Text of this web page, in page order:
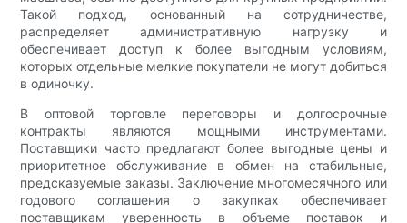
Такой подход, основанный на сотрудничестве,
распределяет административную нагрузку и
обеспечивает доступ к более выгодным условиям,
которых отдельные мелкие покупатели не могут добиться
в одиночку.
В оптовой торговле переговоры и долгосрочные
контракты являются мощными инструментами.
Поставщики часто предлагают более выгодные цены и
приоритетное обслуживание в обмен на стабильные,
предсказуемые заказы. Заключение многомесячного или
годового соглашения о закупках обеспечивает
поставщикам уверенность в объеме поставок и